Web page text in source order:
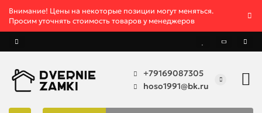
Внимание! Цены на некоторые позиции могут меняться.
Просим уточнять стоимость товаров у менеджеров
+79169087305
hoso1991@bk.ru